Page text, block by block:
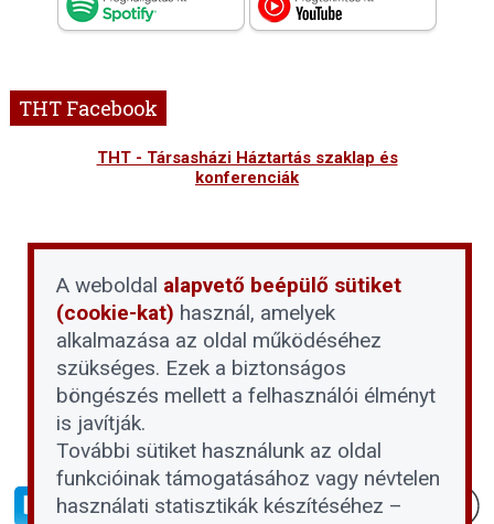
THT Facebook
THT - Társasházi Háztartás szaklap és
konferenciák
A weboldal alapvető beépülő sütiket
(cookie-kat) használ, amelyek
alkalmazása az oldal működéséhez
szükséges. Ezek a biztonságos
böngészés mellett a felhasználói élményt
is javítják.
További sütiket használunk az oldal
funkcióinak támogatásához vagy névtelen
használati statisztikák készítéséhez –